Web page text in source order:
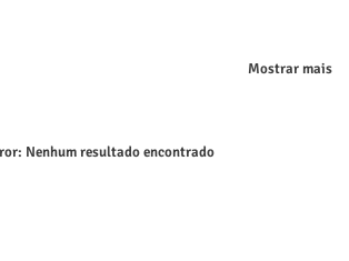
Mostrar mais
Nenhum resultado encontrado